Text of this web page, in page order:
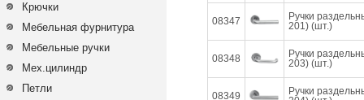
Крючки
Мебельная фурнитура
Мебельные ручки
Мех.цилиндр
Петли
08347
Ручки
201) (шт.)
08348
Ручки
203) (шт.)
08349
Ручки